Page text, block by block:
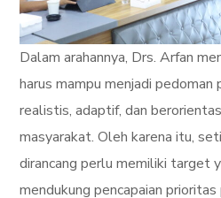
Dalam arahannya, Drs. Arfan
harus mampu menjadi pedoman
realistis, adaptif, dan
masyarakat. Oleh karena itu,
dirancang perlu memiliki target
mendukung pencapaian